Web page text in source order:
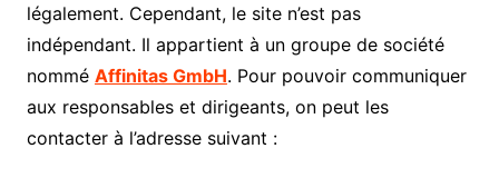
légalement. Cependant, le site n’est pas
indépendant. Il appartient à un groupe de société
nommé Affinitas GmbH. Pour pouvoir communiquer
aux responsables et dirigeants, on peut les
contacter à l’adresse suivant :